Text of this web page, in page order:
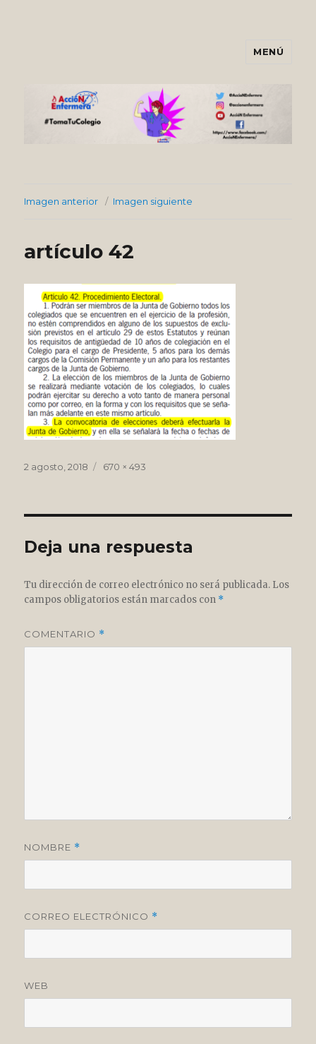
Asociación AccióNEnfermera
MENÚ
Imagen anterior Imagen siguiente
artículo 42
Publicado
2 agosto, 2018
Tamaño
670 × 493
Deja una respuesta
Tu dirección de correo electrónico no será publicada. Los
campos obligatorios están marcados con *
COMENTARIO *
NOMBRE *
CORREO ELECTRÓNICO *
WEB